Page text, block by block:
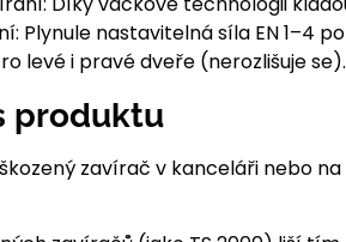
Plynule nastavitelná síla EN 1–4
levé i pravé dveře (nerozlišuje se).
produktu
zavírač v kanceláři nebo